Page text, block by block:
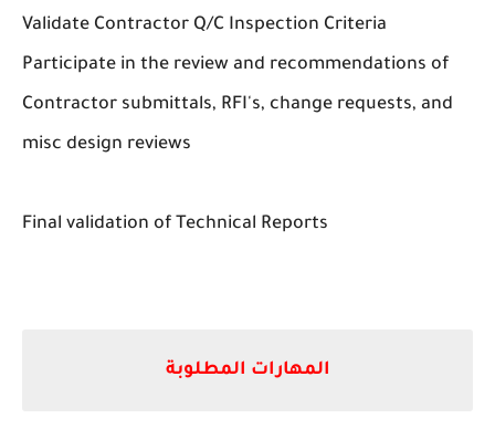
Validate Contractor Q/C Inspection Criteria
Participate in the review and recommendations of
Contractor submittals, RFI's, change requests, and
misc design reviews
Final validation of Technical Reports
المهارات المطلوبة